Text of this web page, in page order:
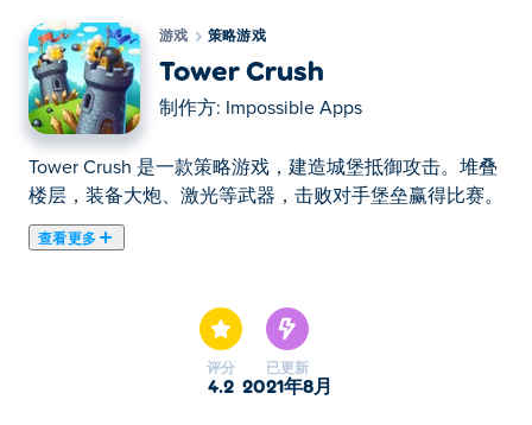
游戏 策略游戏
Tower Crush
制作方: Impossible Apps
Tower Crush 是一款策略游戏，建造城堡抵御攻击。堆叠
楼层，装备大炮、激光等武器，击败对手堡垒赢得比赛。
查看更多
评分
4.2
已更新
2021年8月